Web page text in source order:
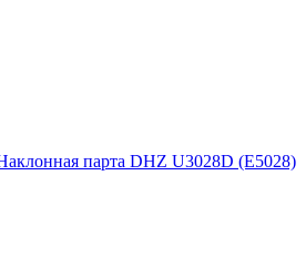
парта DHZ U3028D (E5028)